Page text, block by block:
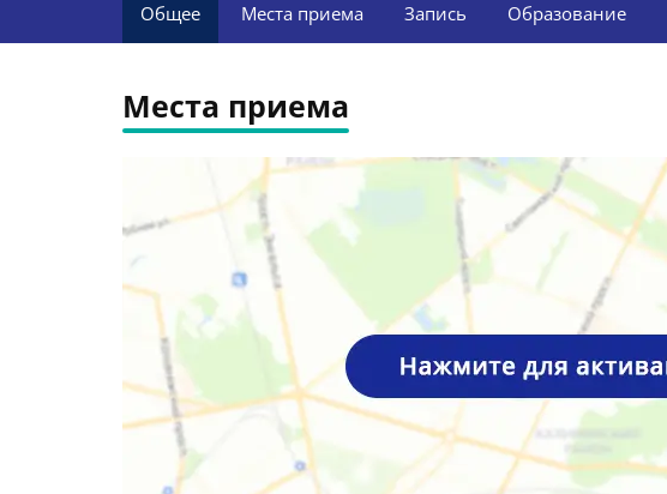
Общее Места приема Запись Образование
Места приема